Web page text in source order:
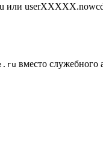
или
вместо служебного